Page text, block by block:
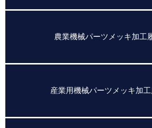
農業機械パーツメッキ加工
産業用機械パーツメッキ加